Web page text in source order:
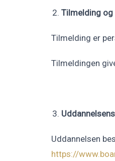
Tilmelding
Tilmelding er
Tilmeldingen
Uddannelsen
https://